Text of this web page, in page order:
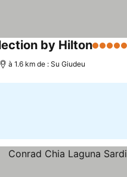
by Hilton5 Étoiles
à 1.6 km de : Su Giudeu